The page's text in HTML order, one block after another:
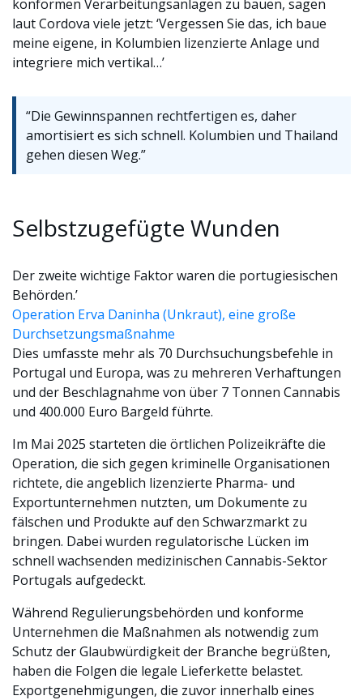
konformen Verarbeitungsanlagen zu bauen, sagen
laut Cordova viele jetzt: ‘Vergessen Sie das, ich baue
meine eigene, in Kolumbien lizenzierte Anlage und
integriere mich vertikal…’
“Die Gewinnspannen rechtfertigen es, daher
amortisiert es sich schnell. Kolumbien und Thailand
gehen diesen Weg.”
Selbstzugefügte Wunden
Der zweite wichtige Faktor waren die portugiesischen
Behörden.’
Operation Erva Daninha (Unkraut), eine große
Durchsetzungsmaßnahme
Dies umfasste mehr als 70 Durchsuchungsbefehle in
Portugal und Europa, was zu mehreren Verhaftungen
und der Beschlagnahme von über 7 Tonnen Cannabis
und 400.000 Euro Bargeld führte.
Im Mai 2025 starteten die örtlichen Polizeikräfte die
Operation, die sich gegen kriminelle Organisationen
richtete, die angeblich lizenzierte Pharma- und
Exportunternehmen nutzten, um Dokumente zu
fälschen und Produkte auf den Schwarzmarkt zu
bringen. Dabei wurden regulatorische Lücken im
schnell wachsenden medizinischen Cannabis-Sektor
Portugals aufgedeckt.
Während Regulierungsbehörden und konforme
Unternehmen die Maßnahmen als notwendig zum
Schutz der Glaubwürdigkeit der Branche begrüßten,
haben die Folgen die legale Lieferkette belastet.
Exportgenehmigungen, die zuvor innerhalb eines